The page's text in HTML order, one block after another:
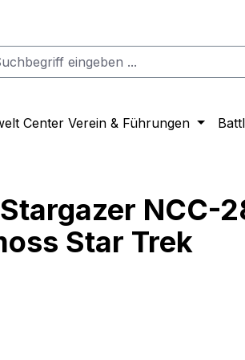
Center Verein & Führungen
NCC-
Star Trek